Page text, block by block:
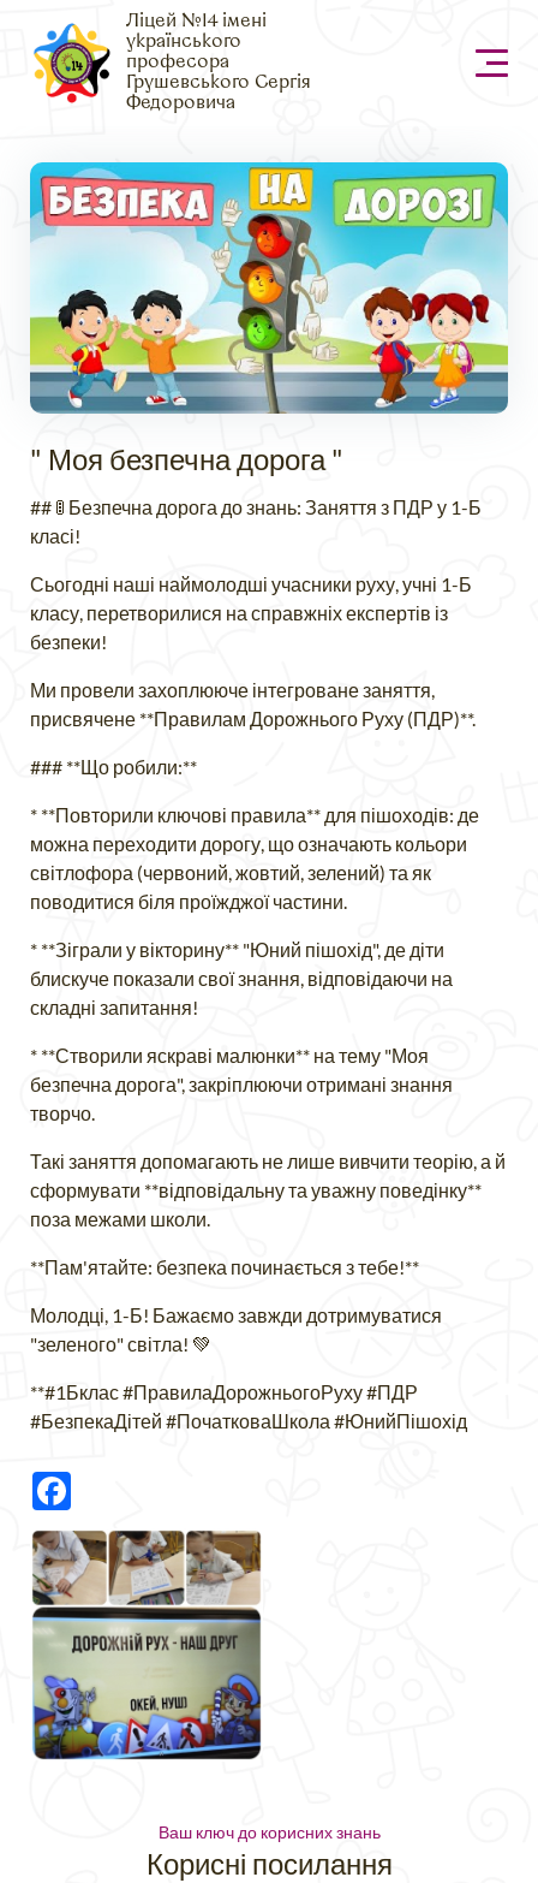
Ліцей №14 імені
українського
професора
Грушевського Сергія
Федоровича
" Моя безпечна дорога "
## 🚦 Безпечна дорога до знань: Заняття з ПДР у 1-Б
класі!
Сьогодні наші наймолодші учасники руху, учні 1-Б
класу, перетворилися на справжніх експертів із
безпеки!
Ми провели захоплююче інтегроване заняття,
присвячене **Правилам Дорожнього Руху (ПДР)**.
### **Що робили:**
* **Повторили ключові правила** для пішоходів: де
можна переходити дорогу, що означають кольори
світлофора (червоний, жовтий, зелений) та як
поводитися біля проїжджої частини.
* **Зіграли у вікторину** "Юний пішохід", де діти
блискуче показали свої знання, відповідаючи на
складні запитання!
* **Створили яскраві малюнки** на тему "Моя
безпечна дорога", закріплюючи отримані знання
творчо.
Такі заняття допомагають не лише вивчити теорію, а й
сформувати **відповідальну та уважну поведінку**
поза межами школи.
**Пам'ятайте: безпека починається з тебе!**
Молодці, 1-Б! Бажаємо завжди дотримуватися
"зеленого" світла! 💚
**#1Бклас #ПравилаДорожньогоРуху #ПДР
#БезпекаДітей #ПочатковаШкола #ЮнийПішохід
Ваш ключ до корисних знань
Корисні посилання